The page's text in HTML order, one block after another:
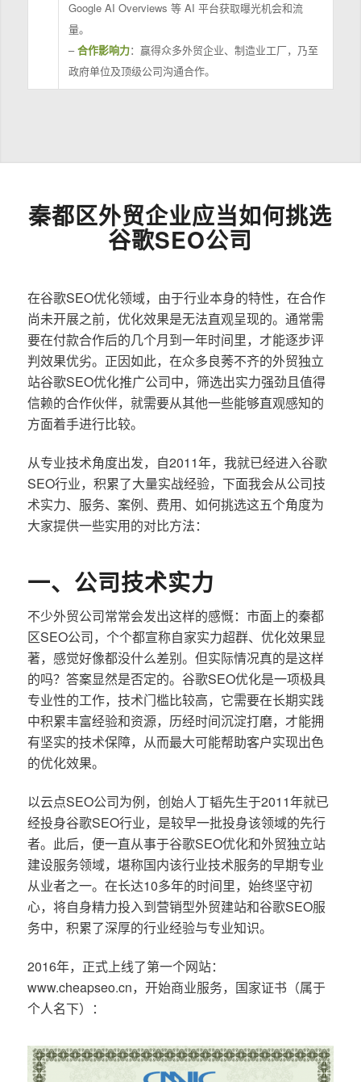
Google AI Overviews 等 AI 平台获取曝光机会和流
量。
–合作影响力：赢得众多外贸企业、制造业工厂，乃至
政府单位及顶级公司沟通合作。
秦都区外贸企业应当如何挑选
谷歌SEO公司
在谷歌SEO优化领域，由于行业本身的特性，在合作
尚未开展之前，优化效果是无法直观呈现的。通常需
要在付款合作后的几个月到一年时间里，才能逐步评
判效果优劣。正因如此，在众多良莠不齐的外贸独立
站谷歌SEO优化推广公司中，筛选出实力强劲且值得
信赖的合作伙伴，就需要从其他一些能够直观感知的
方面着手进行比较。
从专业技术角度出发，自2011年，我就已经进入谷歌
SEO行业，积累了大量实战经验，下面我会从公司技
术实力、服务、案例、费用、如何挑选这五个角度为
大家提供一些实用的对比方法：
一、公司技术实力
不少外贸公司常常会发出这样的感慨：市面上的秦都
区SEO公司，个个都宣称自家实力超群、优化效果显
著，感觉好像都没什么差别。但实际情况真的是这样
的吗？答案显然是否定的。谷歌SEO优化是一项极具
专业性的工作，技术门槛比较高，它需要在长期实践
中积累丰富经验和资源，历经时间沉淀打磨，才能拥
有坚实的技术保障，从而最大可能帮助客户实现出色
的优化效果。
以云点SEO公司为例，创始人丁韬先生于2011年就已
经投身谷歌SEO行业，是较早一批投身该领域的先行
者。此后，便一直从事于谷歌SEO优化和外贸独立站
建设服务领域，堪称国内该行业技术服务的早期专业
从业者之一。在长达10多年的时间里，始终坚守初
心，将自身精力投入到营销型外贸建站和谷歌SEO服
务中，积累了深厚的行业经验与专业知识。
2016年，正式上线了第一个网站：
www.cheapseo.cn，开始商业服务，国家证书（属于
个人名下）：